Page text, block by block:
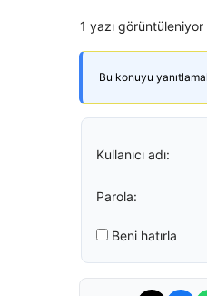
1 yazı
Bu konuyu
Kullanıcı adı:
Parola:
Beni hatırla